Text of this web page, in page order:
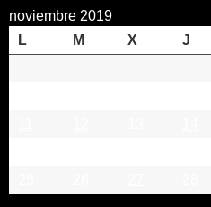
noviembre 2019
L
M X J